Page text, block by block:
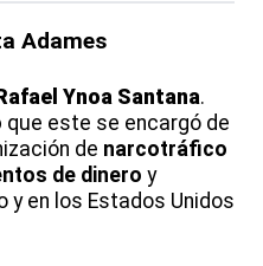
Adames
Ynoa Santana.
que este se encargó de
de narcotráfico
de dinero y
y en los Estados Unidos